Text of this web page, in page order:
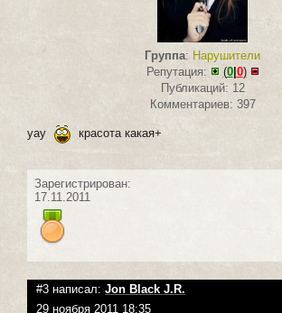
Группа: Нарушители
Репутация:
(0| 0)
Публикаций: 12
Комментариев: 397
уау красота какая+
Зарегистрирован:
17.11.2011
#3 написал: Jon Black J.R.
29 ноября 2011 18:35